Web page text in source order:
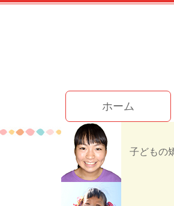
コ
ッ
今井歯科
ホーム
子どもの